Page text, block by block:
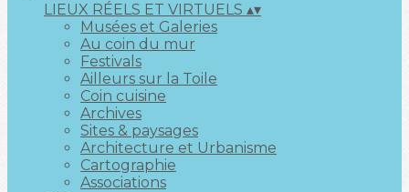
LIEUX RÉELS ET VIRTUELS ▴▾
Musées et Galeries
Au coin du mur
Festivals
Ailleurs sur la Toile
Coin cuisine
Archives
Sites & paysages
Architecture et Urbanisme
Cartographie
Associations